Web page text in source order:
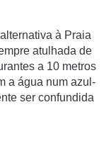
à Praia
atulhada de
a 10 metros
a água num azul-
ser confundida